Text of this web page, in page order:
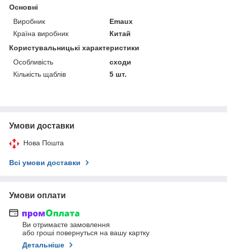
Основні
Виробник
Emaux
Країна виробник
Китай
Користувальницькі характеристики
Особливість
сходи
Кількість щаблів
5 шт.
Умови доставки
Нова Пошта
Всі умови доставки
Умови оплати
Ви отримаєте замовлення
або гроші повернуться на вашу картку
Детальніше